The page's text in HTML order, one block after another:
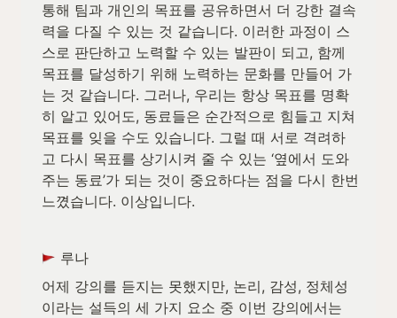
통해 팀과 개인의 목표를 공유하면서 더 강한 결속
력을 다질 수 있는 것 같습니다. 이러한 과정이 스
스로 판단하고 노력할 수 있는 발판이 되고, 함께
목표를 달성하기 위해 노력하는 문화를 만들어 가
는 것 같습니다. 그러나, 우리는 항상 목표를 명확
히 알고 있어도, 동료들은 순간적으로 힘들고 지쳐
목표를 잊을 수도 있습니다. 그럴 때 서로 격려하
고 다시 목표를 상기시켜 줄 수 있는 ‘옆에서 도와
주는 동료’가 되는 것이 중요하다는 점을 다시 한번
느꼈습니다. 이상입니다.
루나
어제 강의를 듣지는 못했지만, 논리, 감성, 정체성
이라는 설득의 세 가지 요소 중 이번 강의에서는